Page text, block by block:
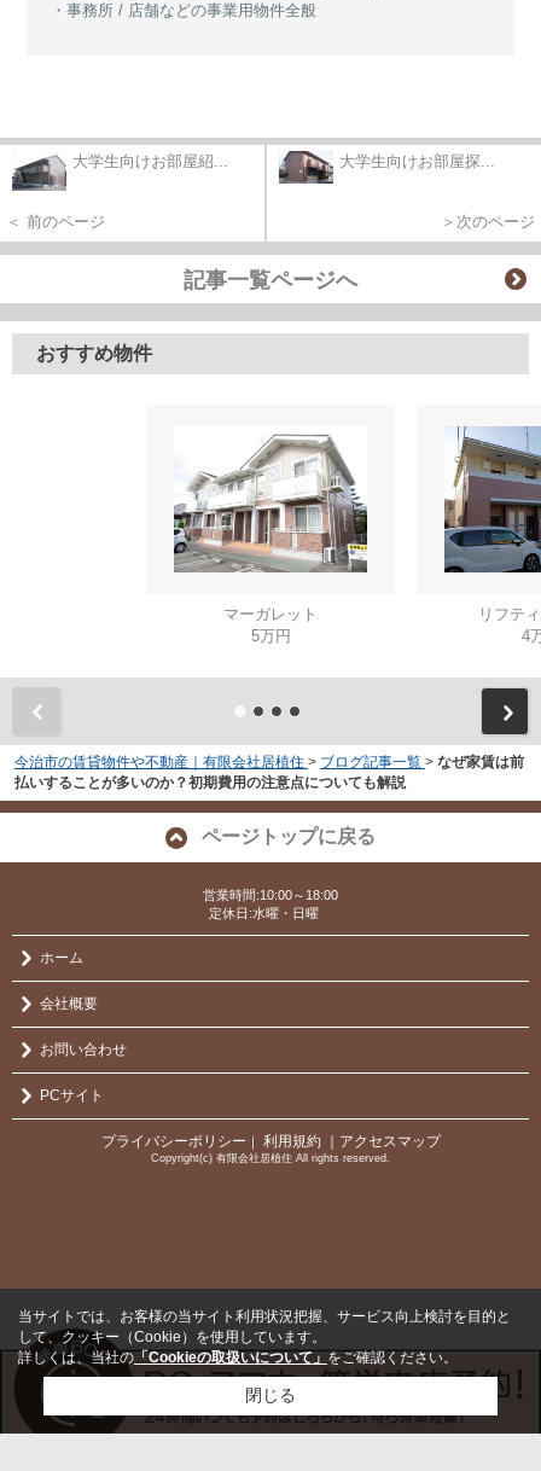
・事務所 / 店舗などの事業用物件全般
大学生向けお部屋紹...
＜ 前のページ
大学生向けお部屋探...
＞次のページ
記事一覧ページへ
おすすめ物件
マーガレット
5万円
リフテ
4
今治市の賃貸物件や不動産｜有限会社居植住 > ブログ記事一覧 > なぜ家賃は前
払いすることが多いのか？初期費用の注意点についても解説
ページトップに戻る
営業時間:10:00～18:00
定休日:水曜・日曜
ホーム
会社概要
お問い合わせ
PCサイト
プライバシーポリシー 利用規約 ｜アクセスマップ
Copyright(c) 有限会社居植住 All rights reserved.
当サイトでは、お客様の当サイト利用状況把握、サービス向上検討を目的と
して、クッキー（Cookie）を使用しています。
詳しくは、当社の 「Cookieの取扱いについて」 をご確認ください。
閉じる